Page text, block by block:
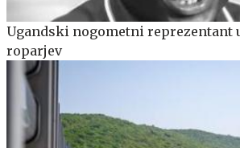
Ugandski nogometni reprezentant
roparjev